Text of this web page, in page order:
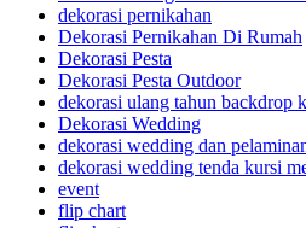
dekorasi pernikahan
Dekorasi Pernikahan Di Rumah
Dekorasi Pesta
Dekorasi Pesta Outdoor
dekorasi ulang tahun backdrop
Dekorasi Wedding
dekorasi wedding dan
dekorasi wedding tenda kursi
event
flip chart